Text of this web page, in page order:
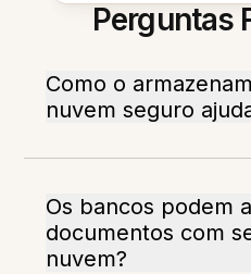
Perguntas
Como o
nuvem seguro
Os bancos podem
documentos com
nuvem?